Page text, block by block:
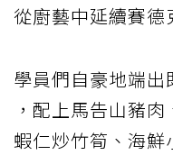
從廚藝中延續賽德
學員們自豪地端
，配上馬告山豬
蝦仁炒竹筍、海